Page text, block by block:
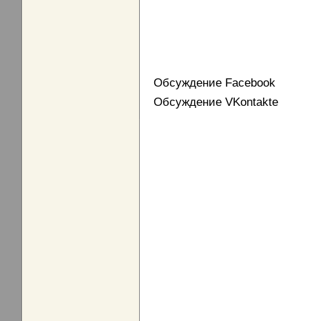
Обсуждение Facebook
Обсуждение VKontakte